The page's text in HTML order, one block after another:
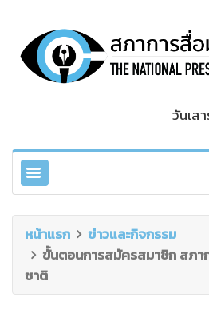
วันเส
หน้าแรก
ข่าวและกิจกรรม
ขั้นตอนการสมัครสมาชิก สภ
ชาติ